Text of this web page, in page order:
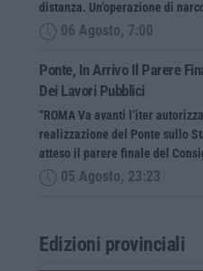
distanza. Un’operazione di
06 Agosto, 7:00
Ponte, In Arrivo Il Parere
Dei Lavori Pubblici
“ROMA Va avanti l’iter
realizzazione del Ponte sullo
atteso il parere finale del
05 Agosto, 23:23
Edizioni provinciali